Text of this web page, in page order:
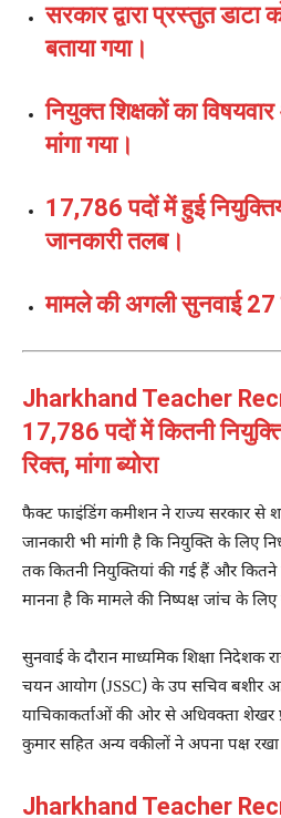
सरकार द्वारा प्रस्तुत
बताया गया।
नियुक्त शिक्षकों का
मांगा गया।
17,786 पदों में हुई
जानकारी तलब।
मामले की अगली सुनवाई 27
Jharkhand Teacher
17,786 पदों में कितनी
रिक्त, मांगा ब्योरा
फैक्ट फाइंडिंग कमीशन ने राज्य सरकार से
जानकारी भी मांगी है कि नियुक्ति के लिए
तक कितनी नियुक्तियां की गई हैं और
मानना है कि मामले की निष्पक्ष जांच के
सुनवाई के दौरान माध्यमिक शिक्षा निदेशक
चयन आयोग (JSSC) के उप सचिव बशीर
याचिकाकर्ताओं की ओर से अधिवक्ता शेखर
कुमार सहित अन्य वकीलों ने अपना पक्ष
Jharkhand Teacher